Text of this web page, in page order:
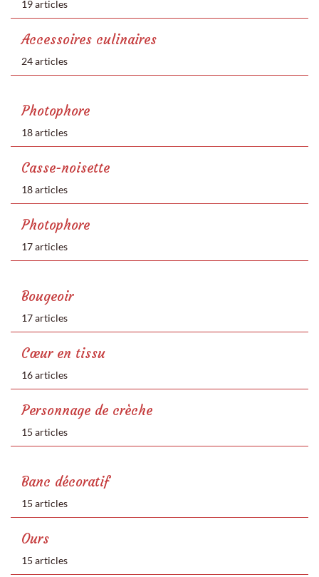
19 articles
Accessoires culinaires
24 articles
Photophore
18 articles
Casse-noisette
18 articles
Photophore
17 articles
Bougeoir
17 articles
Cœur en tissu
16 articles
Personnage de crèche
15 articles
Banc décoratif
15 articles
Ours
15 articles